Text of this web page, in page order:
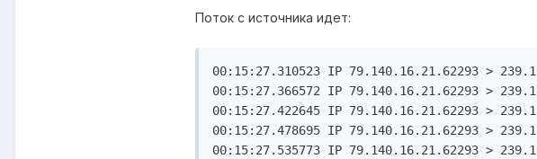
Поток с источника идет:
00:15:27.310523 IP 79.140.16.21.62293 >
00:15:27.366572 IP 79.140.16.21.62293 >
00:15:27.422645 IP 79.140.16.21.62293 >
00:15:27.478695 IP 79.140.16.21.62293 >
00:15:27.535773 IP 79.140.16.21.62293 >